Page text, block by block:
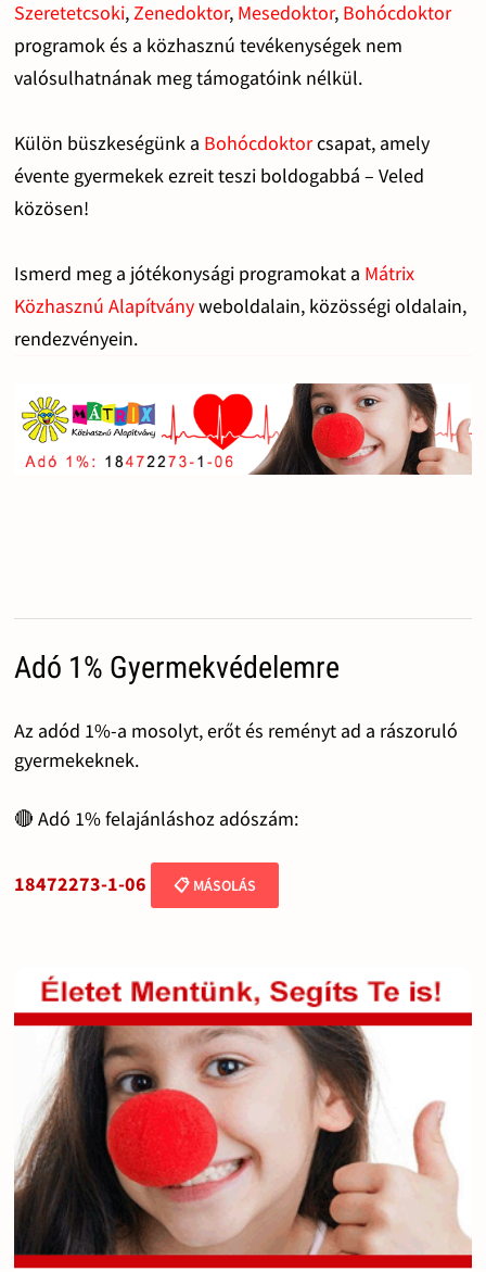
Szeretetcsoki,Zenedoktor, Mesedoktor, Bohócdoktor
programok és a közhasznú tevékenységek nem
valósulhatnának meg támogatóink nélkül.
Külön büszkeségünk a Bohócdoktorcsapat, amely
évente gyermekek ezreit teszi boldogabbá – Veled
közösen!
Ismerd meg a jótékonysági programokat a Mátrix
Közhasznú Alapítványweboldalain, közösségi oldalain,
rendezvényein.
Adó 1% Gyermekvédelemre
Az adód 1%-a mosolyt, erőt és reményt ad a rászoruló
gyermekeknek.
🔴 Adó 1% felajánláshoz adószám:
18472273-1-06 📋 MÁSOLÁS